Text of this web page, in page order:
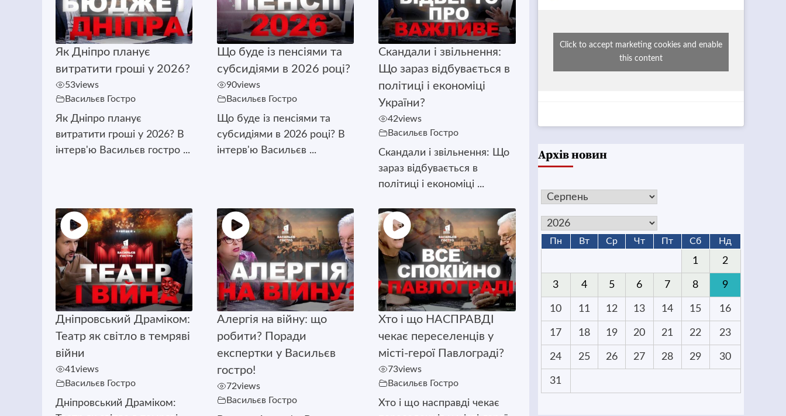
Як Дніпро планує
витратити гроші у 2026?
53views
Васильєв Гостро
Як Дніпро планує
витратити гроші у 2026? В
інтерв'ю Васильєв гостро ...
Що буде із пенсіями та
субсидіями в 2026 році?
90views
Васильєв Гостро
Що буде із пенсіями та
субсидіями в 2026 році? В
інтерв'ю Васильєв ...
Скандали і звільнення:
Що зараз відбувається в
політиці і економіці
України?
42views
Васильєв Гостро
Скандали і звільнення: Що
зараз відбувається в
політиці і економіці ...
Дніпровський Драміком:
Театр як світло в темряві
війни
41views
Васильєв Гостро
Дніпровський Драміком:
Алергія на війну: що
робити? Поради
експертки у Васильєв
гостро!
72views
Васильєв Гостро
Хто і що НАСПРАВДІ
чекає переселенців у
місті-герої Павлограді?
73views
Васильєв Гостро
Хто і що насправді чекає
Click to accept marketing cookies and enable
this content
Архів новин
Пн Вт Ср Чт Пт Сб Нд
1 2
3 4 5 6 7 8 9
10 11 12 13 14 15 16
17 18 19 20 21 22 23
24 25 26 27 28 29 30
31